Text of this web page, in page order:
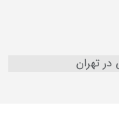
تهران